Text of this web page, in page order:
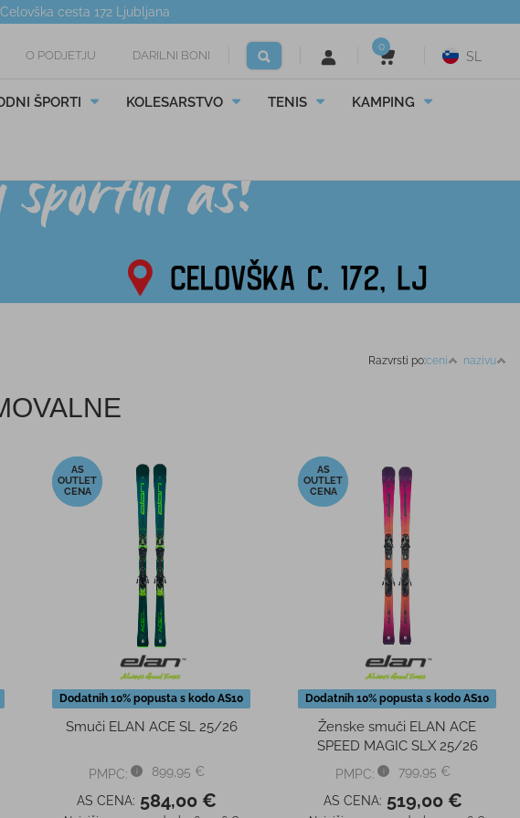
Celovška cesta 172Ljubljana
O PODJETJU DARILNI BONI
0
SL
ŠPORTI KOLESARSTVO TENIS KAMPING
Razvrsti po:ceni nazivu
-35%
Smuči ELAN ACE SL 25/26
Dodatnih 10% popusta s kodo AS10
PMPC:
899,95 €
AS CENA: 584,00 €
-35%
Ženske smuči ELAN ACE
SPEED MAGIC SLX 25/26
Dodatnih 10% popusta s kodo AS10
PMPC:
799,95 €
AS CENA: 519,00 €